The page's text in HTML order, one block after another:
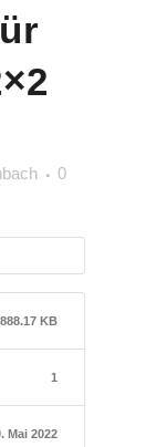
0
888.17 KB
1
Mai 2022